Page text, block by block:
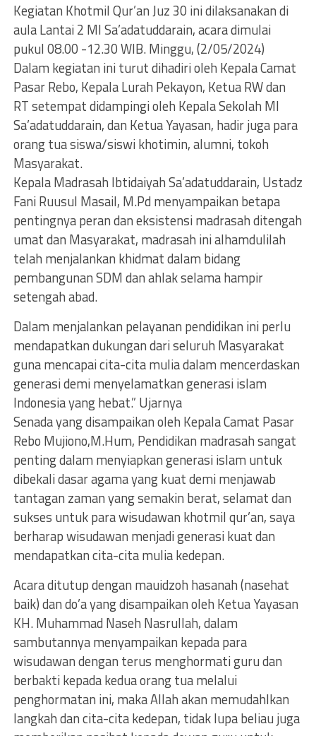
Kegiatan Khotmil Qur’an Juz 30 ini dilaksanakan di
aula Lantai 2 MI Sa’adatuddarain, acara dimulai
pukul 08.00 -12.30 WIB. Minggu, (2/05/2024)
Dalam kegiatan ini turut dihadiri oleh Kepala Camat
Pasar Rebo, Kepala Lurah Pekayon, Ketua RW dan
RT setempat didampingi oleh Kepala Sekolah MI
Sa’adatuddarain, dan Ketua Yayasan, hadir juga para
orang tua siswa/siswi khotimin, alumni, tokoh
Masyarakat.
Kepala Madrasah Ibtidaiyah Sa’adatuddarain, Ustadz
Fani Ruusul Masail, M.Pd menyampaikan betapa
pentingnya peran dan eksistensi madrasah ditengah
umat dan Masyarakat, madrasah ini alhamdulilah
telah menjalankan khidmat dalam bidang
pembangunan SDM dan ahlak selama hampir
setengah abad.
Dalam menjalankan pelayanan pendidikan ini perlu
mendapatkan dukungan dari seluruh Masyarakat
guna mencapai cita-cita mulia dalam mencerdaskan
generasi demi menyelamatkan generasi islam
Indonesia yang hebat.” Ujarnya
Senada yang disampaikan oleh Kepala Camat Pasar
Rebo Mujiono,M.Hum, Pendidikan madrasah sangat
penting dalam menyiapkan generasi islam untuk
dibekali dasar agama yang kuat demi menjawab
tantagan zaman yang semakin berat, selamat dan
sukses untuk para wisudawan khotmil qur’an, saya
berharap wisudawan menjadi generasi kuat dan
mendapatkan cita-cita mulia kedepan.
Acara ditutup dengan mauidzoh hasanah (nasehat
baik) dan do’a yang disampaikan oleh Ketua Yayasan
KH. Muhammad Naseh Nasrullah, dalam
sambutannya menyampaikan kepada para
wisudawan dengan terus menghormati guru dan
berbakti kepada kedua orang tua melalui
penghormatan ini, maka Allah akan memudahlkan
langkah dan cita-cita kedepan, tidak lupa beliau juga